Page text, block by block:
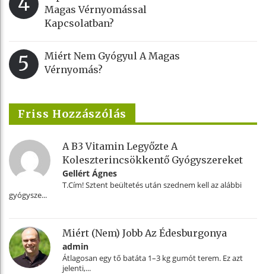
Magas Vérnyomással
Kapcsolatban?
5
Miért Nem Gyógyul A Magas
Vérnyomás?
Friss Hozzászólás
A B3 Vitamin Legyőzte A
Koleszterincsökkentő Gyógyszereket
Gellért Ágnes
T.Cím! Sztent beültetés után szednem kell az alábbi
gyógysze...
Miért (nem) Jobb Az Édesburgonya
admin
Átlagosan egy tő batáta 1–3 kg gumót terem. Ez azt
jelenti,...